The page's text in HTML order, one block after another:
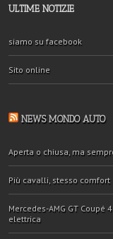
ULTIME NOTIZIE
siamo su facebook
Sito online
NEWS MONDO AUTO
Aperta o chiusa, ma
Più cavalli, stesso comfort
Mercedes-AMG GT
elettrica